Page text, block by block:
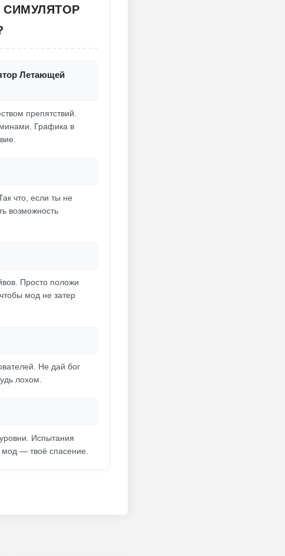
СИМУЛЯТОР
Летающей
препятствий.
Графика в
что, если ты не
возможность
Просто положи
мод не затер
Не дай бог
лохом.
Испытания
— твоё спасение.